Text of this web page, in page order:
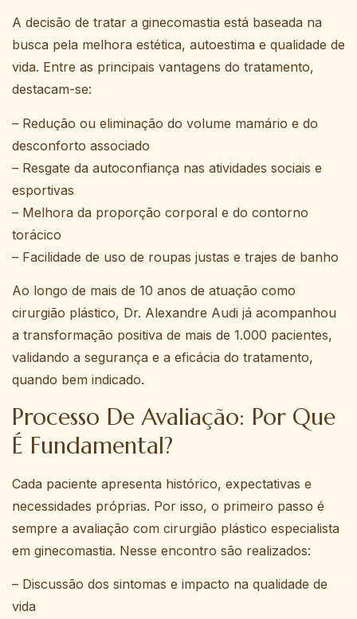
A decisão de tratar a ginecomastia está baseada na
busca pela melhora estética, autoestima e qualidade de
vida. Entre as principais vantagens do tratamento,
destacam-se:
– Redução ou eliminação do volume mamário e do
desconforto associado
– Resgate da autoconfiança nas atividades sociais e
esportivas
– Melhora da proporção corporal e do contorno
torácico
– Facilidade de uso de roupas justas e trajes de banho
Ao longo de mais de 10 anos de atuação como
cirurgião plástico, Dr. Alexandre Audi já acompanhou
a transformação positiva de mais de 1.000 pacientes,
validando a segurança e a eficácia do tratamento,
quando bem indicado.
Processo De Avaliação: Por Que
É Fundamental?
Cada paciente apresenta histórico, expectativas e
necessidades próprias. Por isso, o primeiro passo é
sempre a avaliação com cirurgião plástico especialista
em ginecomastia. Nesse encontro são realizados:
– Discussão dos sintomas e impacto na qualidade de
vida